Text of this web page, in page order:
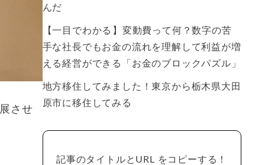
させ
んだ
【一目でわかる】変動費って何？数字の苦
手な社長でもお金の流れを理解して利益が増
える経営ができる「お金のブロックパズル」
地方移住してみました！東京から栃木県大田
原市に移住してみる
記事のタイトルとURL をコピーする！